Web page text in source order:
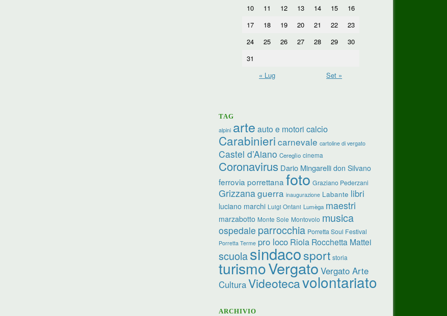
10
11 12 13 14 15
16
17
18 19 20 21 22
23
24
25 26 27 28 29
30
31
« Lug
Set »
TAG
alpini arte auto e motori calcio
Carabinieri carnevale cartoline di vergato
Castel d’Aiano Cereglio cinema
Coronavirus Dario Mingarelli don Silvano
ferrovia porrettana foto Graziano Pederzani
Grizzanaguerra inaugurazione Labante libri
luciano marchi Luigi Ontani Lumèga maestri
marzabotto Monte Sole Montovolo musica
ospedale parrocchia Porretta Soul Festival
Porretta Terme pro loco Riola Rocchetta Mattei
scuolasindacosport storia
turismoVergato Vergato Arte
CulturaVideotecavolontariato
ARCHIVIO